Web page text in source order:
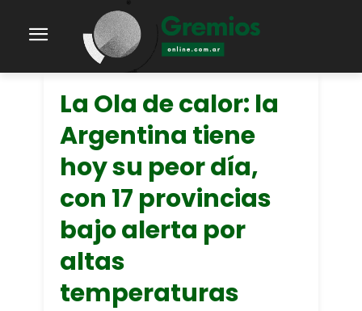
La Ola de calor: la
Argentina tiene
hoy su peor día,
con 17 provincias
bajo alerta por
altas
temperaturas